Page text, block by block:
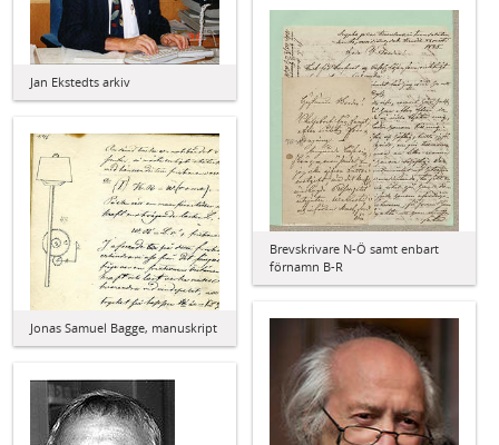
Jan Ekstedts arkiv
Brevskrivare N-Ö samt enbart
förnamn B-R
Jonas Samuel Bagge, manuskript